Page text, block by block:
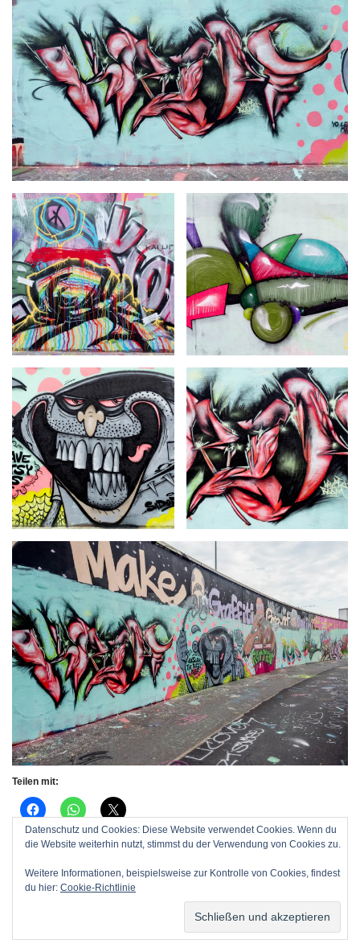
Teilen mit:
Datenschutz und Cookies: Diese Website verwendet Cookies. Wenn du
die Website weiterhin nutzt, stimmst du der Verwendung von Cookies zu.
Weitere Informationen, beispielsweise zur Kontrolle von Cookies, findest
du hier: Cookie-Richtlinie